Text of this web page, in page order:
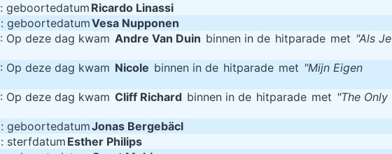
: geboortedatum Ricardo Linassi
: geboortedatumVesa Nupponen
: Op deze dag kwam Andre Van Duin binnen in de hitparade met "Als Je
: Op deze dag kwam Nicole binnen in de hitparade met "Mijn Eigen
: Op deze dag kwam Cliff Richard binnen in de hitparade met "The Only
: geboortedatumJonas Bergebäcl
: sterfdatum Esther Philips